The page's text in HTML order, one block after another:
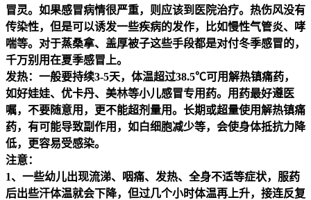
冒灵。如果感冒病情很严重，则应该到医院治疗。热伤风没有
传染性，但是可以诱发一些疾病的发作，比如慢性气管炎、哮
喘等。对于蒸桑拿、盖厚被子这些手段都是对付冬季感冒的，
千万别用在夏季感冒上。
发热：一般要持续3-5天，体温超过38.5℃可用解热镇痛药，
如好娃娃、优卡丹、美林等小儿感冒专用药。用药最好遵医
嘱，不要随意用，更不能超剂量用。长期或超量使用解热镇痛
药，有可能导致副作用，如白细胞减少等，会使身体抵抗力降
低，更容易受感染。
注意：
1、一些幼儿出现流涕、咽痛、发热、全身不适等症状，服药
后出些汗体温就会下降，但过几个小时体温再上升，接连反复